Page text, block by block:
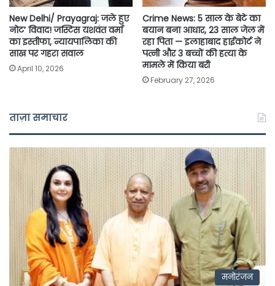
New Delhi/ Prayagraj: जले हुए
नोट’ विवाद! जस्टिस यशवंत वर्मा
का इस्तीफा, न्यायपालिका की
साख पर गहरा सवाल
April 10, 2026
Crime News: 5 साल के बेटे का
बयान बना आधार, 23 साल जेल में
रहा पिता — इलाहाबाद हाईकोर्ट ने
पत्नी और 3 बच्चों की हत्या के
मामले में किया बरी
February 27, 2026
ताज़ा समाचार
मनोरंजन